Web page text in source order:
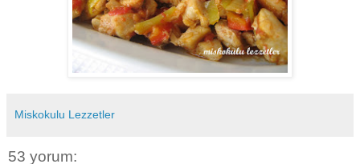
Miskokulu Lezzetler
53 yorum: